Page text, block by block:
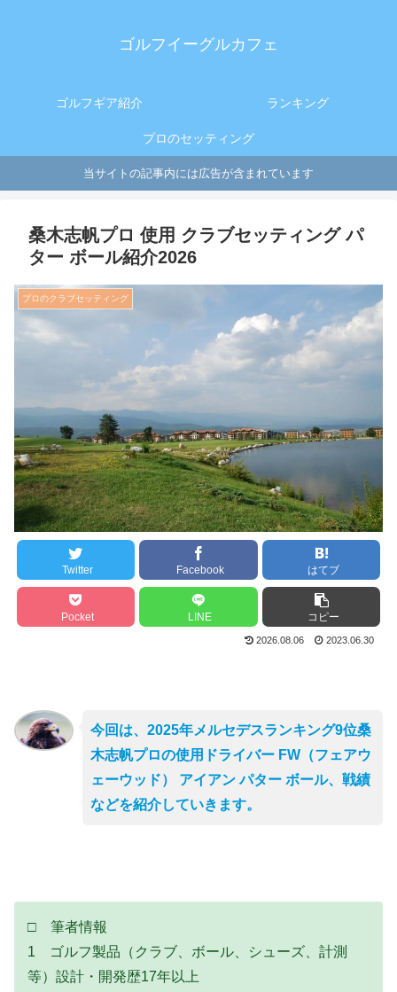
ゴルフイーグルカフェ
ゴルフギア紹介 ランキング
プロのセッティング
当サイトの記事内には広告が含まれています
桑木志帆プロ 使用 クラブセッティング パ
ター ボール紹介2026
プロのクラブセッティング
Twitter Facebook はてブ
Pocket LINE コピー
2026.08.06 2023.06.30
今回は、2025年メルセデスランキング9位桑
木志帆プロの使用ドライバー FW（フェアウ
ェーウッド） アイアン パター ボール、戦績
などを紹介していきます。
□ 筆者情報
1 ゴルフ製品（クラブ、ボール、シューズ、計測
等）設計・開発歴17年以上